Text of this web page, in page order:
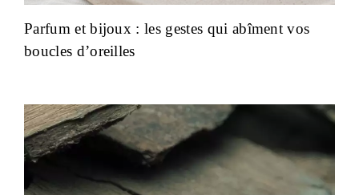
Parfum et bijoux : les gestes qui abîment vos
boucles d’oreilles